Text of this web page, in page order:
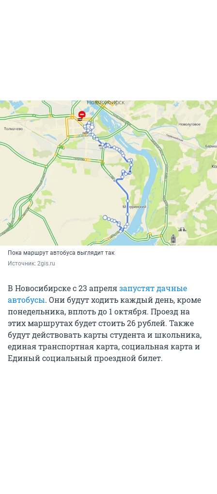
Пока маршрут автобуса выглядит так
Источник: 2gis.ru
В Новосибирске с 23 апрелязапустят дачные
автобусы. Они будут ходить каждый день, кроме
понедельника, вплоть до 1 октября. Проезд на
этих маршрутах будет стоить 26 рублей. Также
будут действовать карты студента и школьника,
единая транспортная карта, социальная карта и
Единый социальный проездной билет.